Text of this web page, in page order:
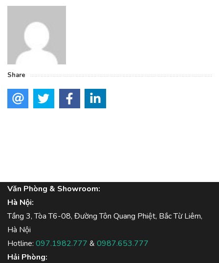
Share
Văn Phòng & Showroom:
Hà Nội:
Tầng 3, Tòa T6-08, Đường Tôn Quang Phiệt, Bắc Từ Liêm,
Hà Nội
Hotline: 097.1982.777 & 0987.653.777
Hải Phòng: